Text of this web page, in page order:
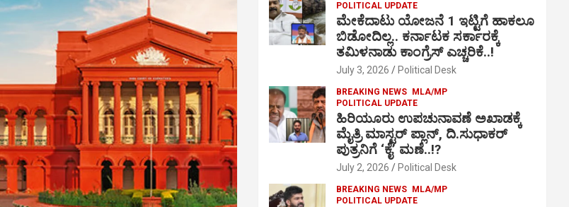
POLITICAL UPDATE
ಮೇಕೆದಾಟು ಯೋಜನೆ 1 ಇಟ್ಟಿಗೆ ಹಾಕಲೂ
ಬಿಡೋದಿಲ್ಲ.. ಕರ್ನಾಟಕ ಸರ್ಕಾರಕ್ಕೆ
ತಮಿಳನಾಡು ಕಾಂಗ್ರೆಸ್ ಎಚ್ಚರಿಕೆ..!
July 3, 2026 Political Desk
BREAKING NEWS
MLA/MP
POLITICAL UPDATE
ಹಿರಿಯೂರು ಉಪಚುನಾವಣೆ ಅಖಾಡಕ್ಕೆ
ಮೈತ್ರಿ ಮಾಸ್ಟರ್ ಪ್ಲಾನ್, ದಿ.ಸುಧಾಕರ್
ಪುತ್ರನಿಗೆ ‘ಕೈ’ ಮಣೆ..!?
July 2, 2026 Political Desk
BREAKING NEWS
MLA/MP
POLITICAL UPDATE